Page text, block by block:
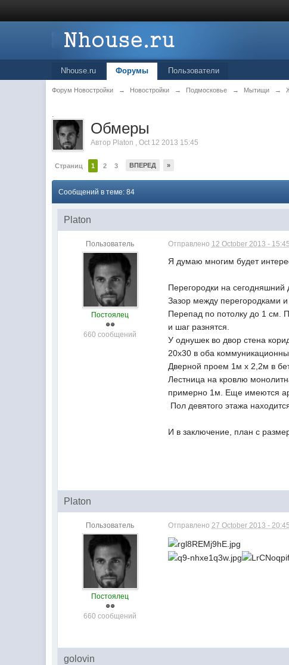
Nhouse.ru Форумы Пользователи
Форум Новостройки → Новостройки → Подмосковье → Мытищи →
.
Обмеры
Автор Platon ,Oct 12 2013 15:45
Страниц 1 2 3 ВПЕРЕД »
Сообщений в теме: 84
Platon
Пользователь
Постоялец
660 сообщений
Отправлено 12 October 2013 - 15:45
Я думаю многим будет
Перегородки на сегодняшний
Зазор между перегородками
Перепад по потолку до 1 см.
и шаг разнятся.
У однушек во двор стена
20х30 в оба
Дверной проем 1м х 2,2м в
Лестница на кровлю
примерно 1м. Еще имеются
Пол девятого этажа
И в заключение, план с
Platon
Пользователь
Постоялец
660 сообщений
Отправлено27 October 2013 - 20:45
golovin